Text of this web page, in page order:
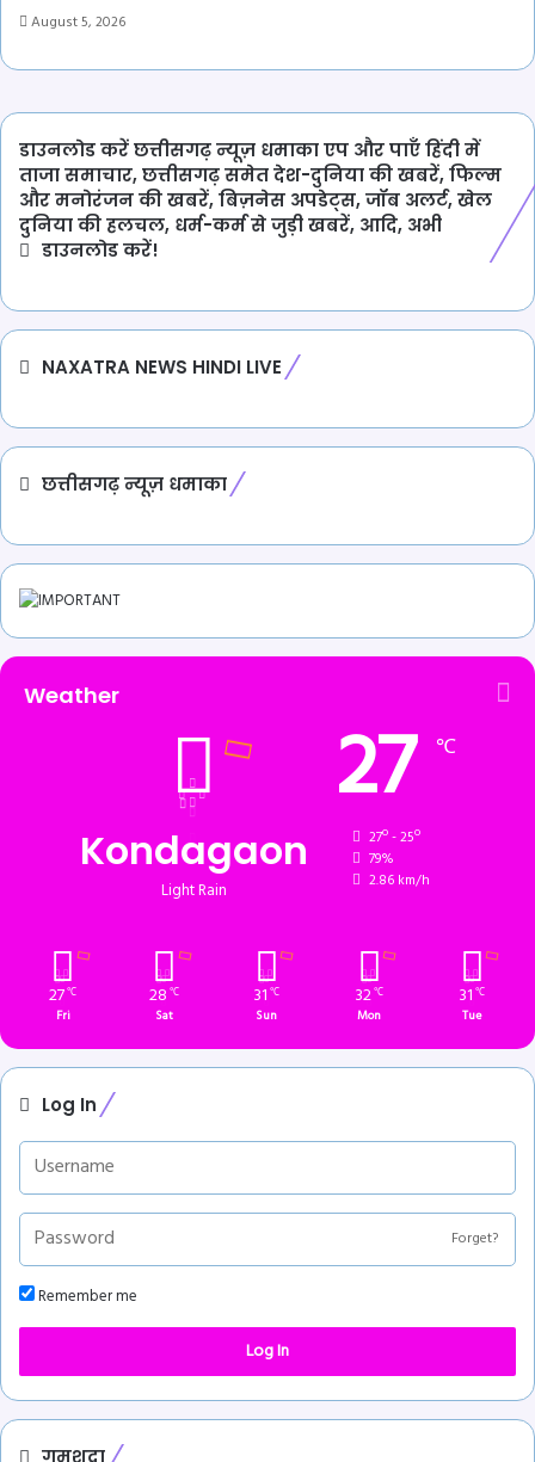
August 5, 2026
डाउनलोड करें छत्तीसगढ़ न्यूज़ धमाका एप और पाएँ हिंदी में
ताजा समाचार, छत्तीसगढ़ समेत देश-दुनिया की खबरें, फिल्म
और मनोरंजन की खबरें, बिज़नेस अपडेट्स, जॉब अलर्ट, खेल
दुनिया की हलचल, धर्म-कर्म से जुड़ी खबरें, आदि, अभी
डाउनलोड करें!
NAXATRA NEWS HINDI LIVE
छत्तीसगढ़ न्यूज़ धमाका
Weather
Kondagaon
Light Rain
27 ℃
27º - 25º
79%
2.86 km/h
27℃
Fri
28 ℃
Sat
31 ℃
Sun
32℃
Mon
31 ℃
Tue
Log In
Forget?
Remember me
Log In
गुमशुदा